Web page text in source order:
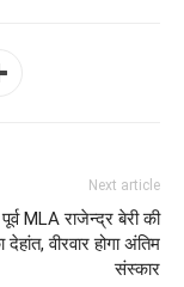
Next article
MLA राजेन्द्र बेरी की
देहांत, वीरवार होगा अंतिम
संस्कार